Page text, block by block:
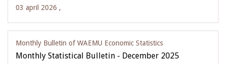
03 april 2026 ,
Monthly Bulletin of WAEMU Economic Statistics
Monthly Statistical Bulletin - December 2025